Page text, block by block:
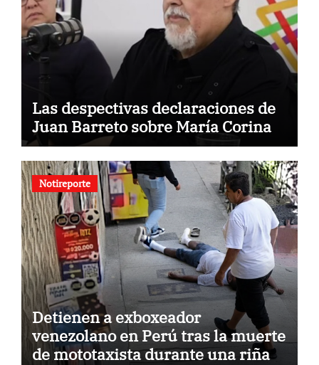
Las despectivas declaraciones de
Juan Barreto sobre María Corina
Notireporte
Detienen a exboxeador
venezolano en Perú tras la muerte
de mototaxista durante una riña